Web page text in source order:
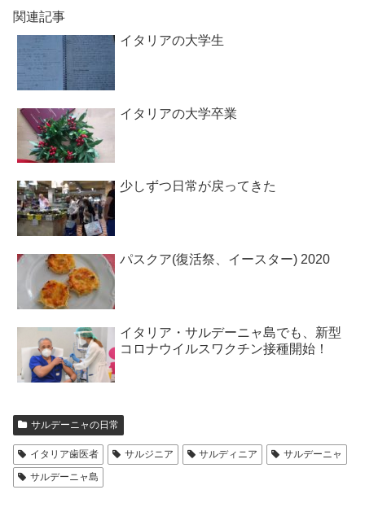
関連記事
イタリアの大学生
イタリアの大学卒業
少しずつ日常が戻ってきた
パスクア(復活祭、イースター) 2020
イタリア・サルデーニャ島でも、新型
コロナウイルスワクチン接種開始！
サルデーニャの日常
イタリア歯医者 サルジニア サルディニア
サルデーニャ
サルデーニャ島